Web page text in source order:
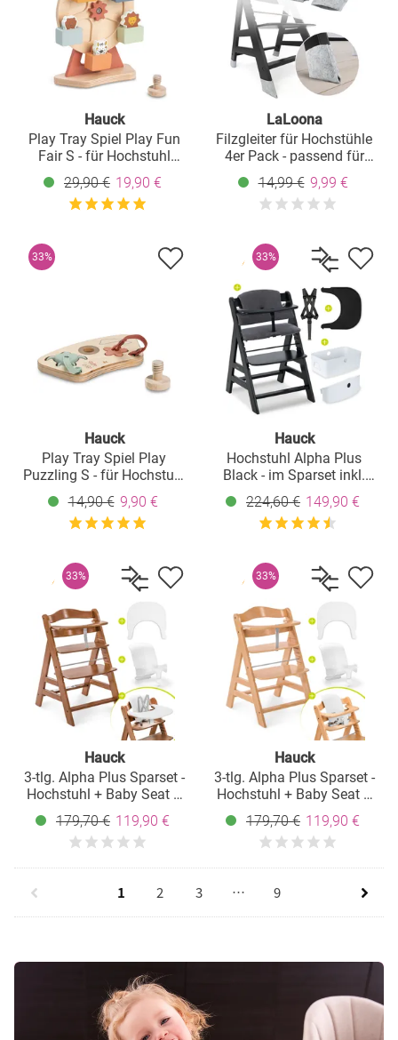
Hauck
Play Tray Spiel Play Fun
Fair S - für Hochstuhl
Alpha+, Beta+ & Arketa -
Riesenrad
29,90 € 19,90 €
LaLoona
Filzgleiter für Hochstühle
4er Pack - passend für
Hauck Alpha, Beta und
Roba Sit Up - Grau
14,99 € 9,99 €
33%
Hauck
Play Tray Spiel Play
Puzzling S - für Hochstuhl
Alpha+, Beta+ & Arketa -
Turtle & Flower
14,90 € 9,90 €
33%
Hauck
Hochstuhl Alpha Plus
Black - im Sparset inkl.
Essbrett Click Tray,
Sitzkissen und
Aufbewahrungsboxen -
224,60 € 149,90 €
33%
Hauck
3-tlg. Alpha Plus Sparset -
Hochstuhl + Baby Seat +
Essbrett - Walnut
179,70 € 119,90 €
33%
Hauck
3-tlg. Alpha Plus Sparset -
Hochstuhl + Baby Seat +
Essbrett - Natur
179,70 € 119,90 €
1 2 3 … 9